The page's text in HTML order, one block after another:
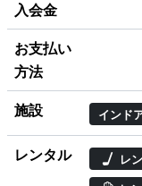
入会金
お支払い
方法
施設 インド
レンタル レ